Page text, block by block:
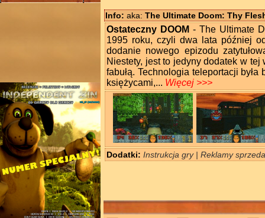
Info: aka: The Ultimate Doom: Thy
Ostateczny DOOM - The Ultimate
1995 roku, czyli dwa lata później
dodanie nowego epizodu
Niestety, jest to jedyny dodatek w
fabułą. Technologia teleportacji
księżycami,... Więcej >>>
Dodatki: Instrukcja gry | Reklamy